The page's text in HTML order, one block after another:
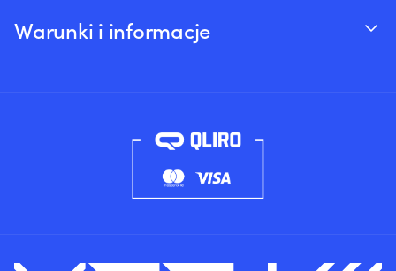
Wyślij nam e-mail na adres info@moory.pl
Warunki i informacje
Zwroty i refundacje
Warunki sprzedaży
Polityka prywatności